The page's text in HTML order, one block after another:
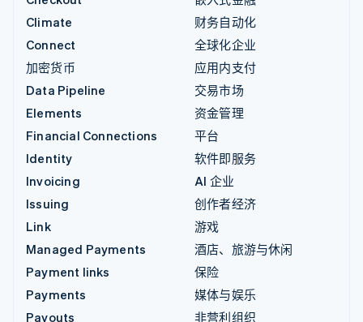
Climate
Connect
加密货币
Data Pipeline
Elements
Financial Connections
Identity
Invoicing
Issuing
Link
Managed Payments
Payment links
Payments
Payouts
财务自动化
全球化企业
应用内支付
交易市场
资金管理
平台
软件即服务
AI 企业
创作者经济
游戏
酒店、旅游与休闲
保险
媒体与娱乐
非营利组织